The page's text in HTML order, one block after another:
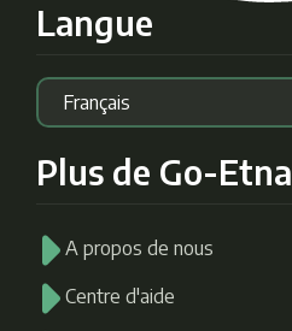
Langue
Plus de Go-Etna
A propos de nous
Centre d'aide